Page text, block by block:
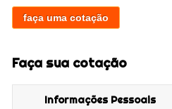
faça uma cotação
Faça sua cotação
Informações Pessoais